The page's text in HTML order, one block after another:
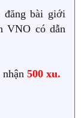
đăng bài giới
VNO có dẫn
500 xu.